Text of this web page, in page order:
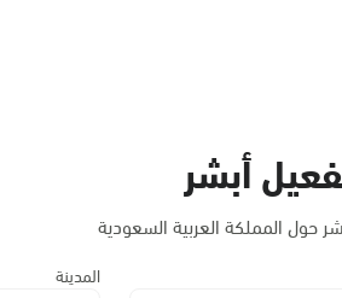
أبشر
حول المملكة العربية السعودية
المدينة